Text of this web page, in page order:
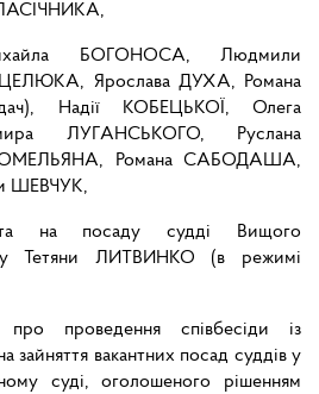
ПАСІЧНИКА,
БОГОНОСА, Людмили
Ярослава ДУХА, Романа
Надії КОБЕЦЬКОЇ, Олега
ЛУГАНСЬКОГО, Руслана
Романа САБОДАША,
ШЕВЧУК,
на посаду судді Вищого
Тетяни ЛИТВИНКО (в режимі
про проведення співбесіди із
зайняття вакантних посад суддів у
суді, оголошеного рішенням